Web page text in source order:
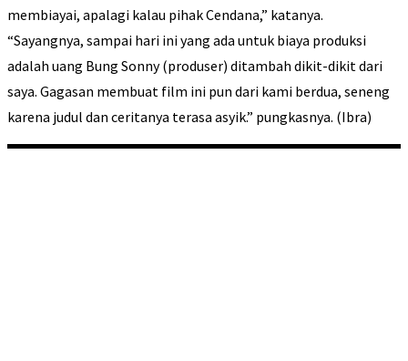
membiayai, apalagi kalau pihak Cendana,” katanya.
“Sayangnya, sampai hari ini yang ada untuk biaya produksi
adalah uang Bung Sonny (produser) ditambah dikit-dikit dari
saya. Gagasan membuat film ini pun dari kami berdua, seneng
karena judul dan ceritanya terasa asyik.” pungkasnya. (Ibra)